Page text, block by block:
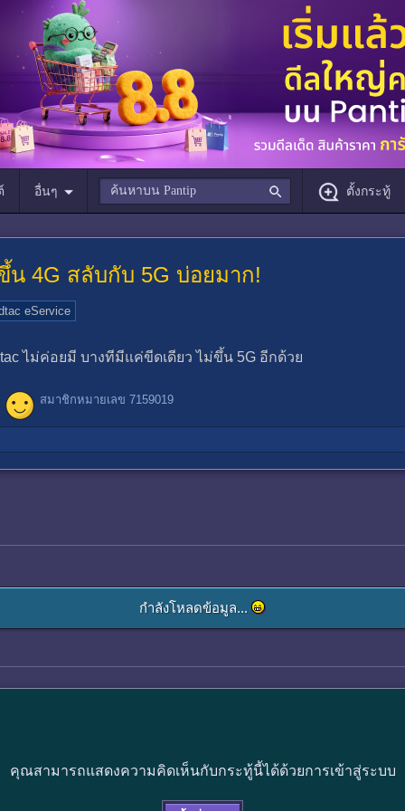
อื่นๆ ตั้งกระทู้
4G สลับกับ 5G บ่อยมาก!
eService
ไม่ค่อยมี บางทีมีแค่ขีดเดียว ไม่ขึ้น 5G อีกด้วย
สมาชิกหมายเลข 7159019
กำลังโหลดข้อมูล...
คุณสามารถแสดงความคิดเห็นกับกระทู้นี้ได้ด้วยการเข้าสู่ระบบ